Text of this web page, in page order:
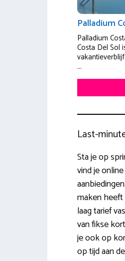
Palladium
Palladium
Costa Del Sol
...
Last-
Sta je op
vind je
maken
laag tarief
van fikse
je ook op
op tijd aan